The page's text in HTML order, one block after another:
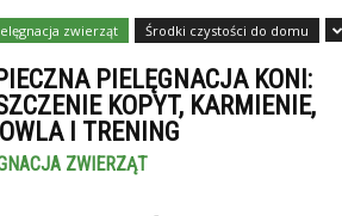
zwierząt Środki czystości do domu
PIELĘGNACJA KONI:
KOPYT, KARMIENIE,
I TRENING
ZWIERZĄT